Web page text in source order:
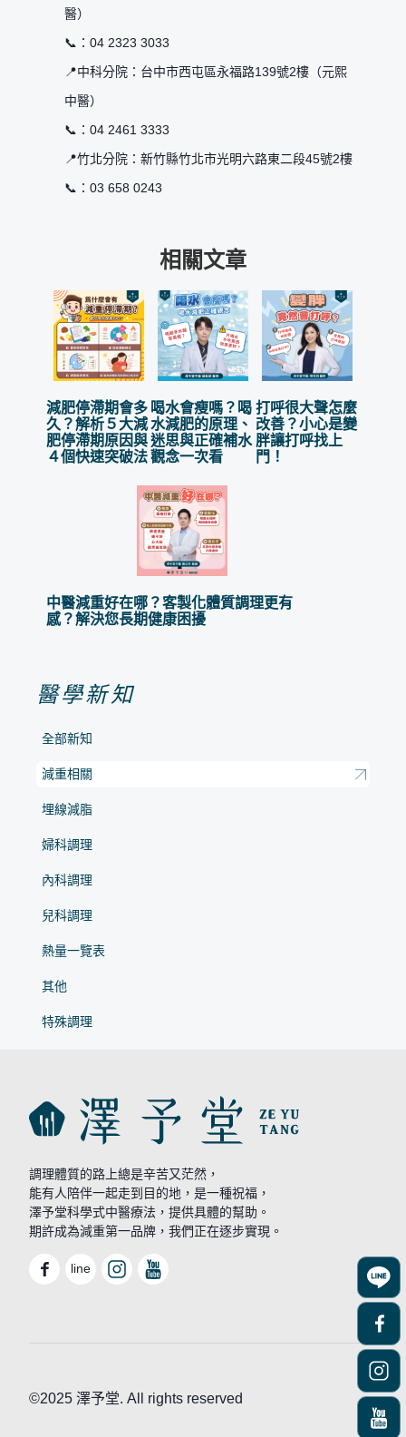
醫學新知
全部新知
減重相關
埋線減脂
婦科調理
內科調理
兒科調理
熱量一覽表
其他
特殊調理
醫）
📞：04 2323 3033
📍中科分院：台中市西屯區永福路139號2樓（元熙
中醫）
📞：04 2461 3333
📍竹北分院：新竹縣竹北市光明六路東二段45號2樓
📞：03 658 0243
相關文章
減肥停滯期會多
久？解析５大減
肥停滯期原因與
４個快速突破法
喝水會瘦嗎？喝
水減肥的原理、
迷思與正確補水
觀念一次看
打呼很大聲怎麼
改善？小心是變
胖讓打呼找上
門！
中醫減重好在哪？客製化體質調理更有
感？解決您長期健康困擾
調理體質的路上總是辛苦又茫然，
能有人陪伴一起走到目的地，是一種祝福，
澤予堂科學式中醫療法，提供具體的幫助。
期許成為減重第一品牌，我們正在逐步實現。
line
©2025 澤予堂. All rights reserved